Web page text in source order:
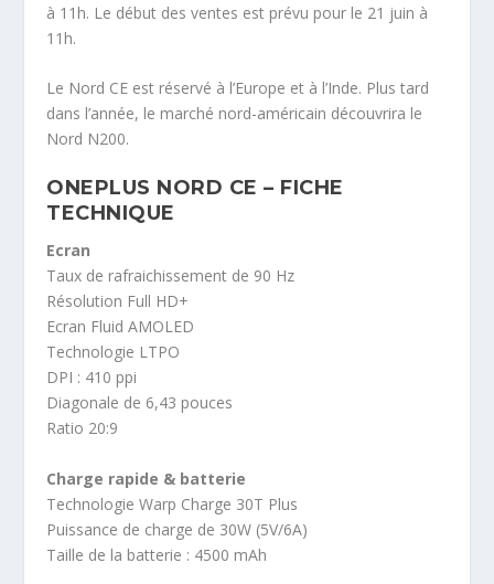
à 11h. Le début des ventes est prévu pour le 21 juin à
11h.
Le Nord CE est réservé à l’Europe et à l’Inde. Plus tard
dans l’année, le marché nord-américain découvrira le
Nord N200.
ONEPLUS NORD CE – FICHE
TECHNIQUE
Ecran
Taux de rafraichissement de 90 Hz
Résolution Full HD+
Ecran Fluid AMOLED
Technologie LTPO
DPI : 410 ppi
Diagonale de 6,43 pouces
Ratio 20:9
Charge rapide & batterie
Technologie Warp Charge 30T Plus
Puissance de charge de 30W (5V/6A)
Taille de la batterie : 4500 mAh